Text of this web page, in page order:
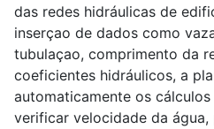
das redes hidráulicas de
inserçao de dados como
tubulaçao, comprimento da
coeficientes hidráulicos, a
automaticamente os cálculos
verificar velocidade da